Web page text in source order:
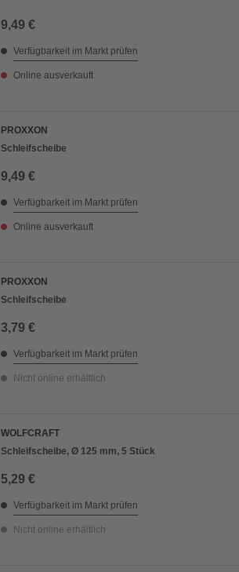
9,49 €
Verfügbarkeit im Markt prüfen
Online ausverkauft
PROXXON
Schleifscheibe
9,49 €
Verfügbarkeit im Markt prüfen
Online ausverkauft
PROXXON
Schleifscheibe
3,79 €
Verfügbarkeit im Markt prüfen
Nicht online erhältlich
WOLFCRAFT
Schleifscheibe, Ø 125 mm, 5 Stück
5,29 €
Verfügbarkeit im Markt prüfen
Nicht online erhältlich